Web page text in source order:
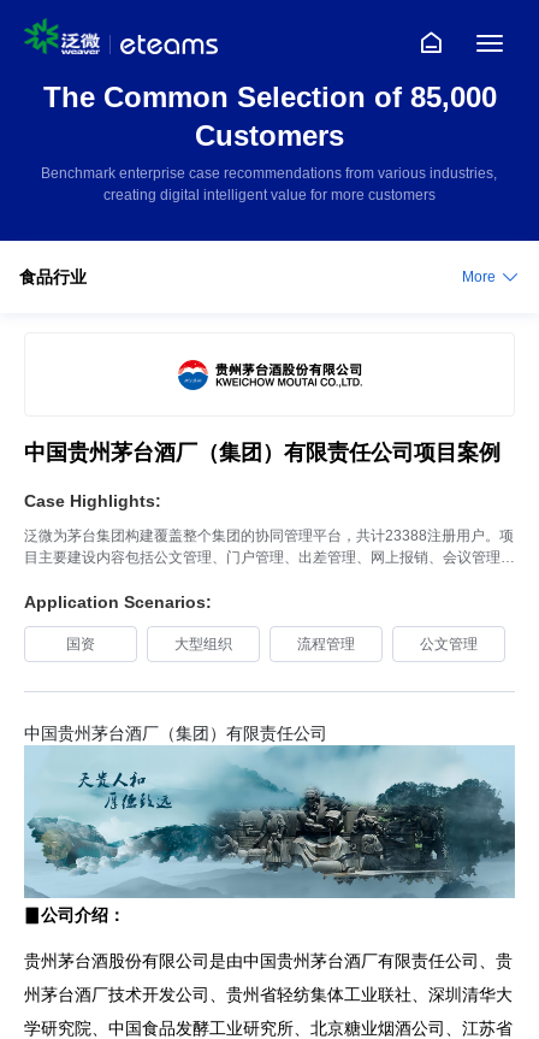
The Common Selection of 85,000
Customers
Benchmark enterprise case recommendations from various industries,
creating digital intelligent value for more customers
食品行业 More
中国贵州茅台酒厂（集团）有限责任公司项目案例
Case Highlights:
泛微为茅台集团构建覆盖整个集团的协同管理平台，共计23388注册用户。项
目主要建设内容包括公文管理、门户管理、出差管理、网上报销、会议管理、
理、移动办公等。
Application Scenarios:
国资 大型组织 流程管理 公文管理
中国贵州茅台酒厂（集团）有限责任公司
▊公司介绍：
贵州茅台酒股份有限公司是由中国贵州茅台酒厂有限责任公司、贵
州茅台酒厂技术开发公司、贵州省轻纺集体工业联社、深圳清华大
学研究院、中国食品发酵工业研究所、北京糖业烟酒公司、江苏省